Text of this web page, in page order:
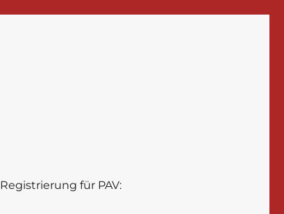
Registrierung für PAV: